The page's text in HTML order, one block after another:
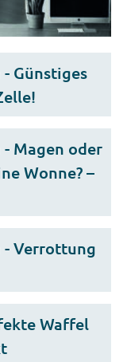
Günstiges
Magen oder
Wonne? –
- Verrottung
Waffel